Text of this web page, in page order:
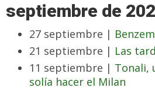
septiembre de
27 septiembre |
21 septiembre | Las
11 septiembre | Tonali,
solía hacer el Milan